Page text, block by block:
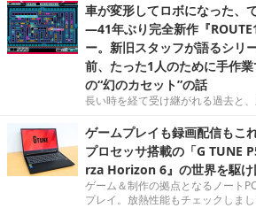
車が変形してロボになった、
―41年ぶり完全新作『
ー。新旧スタッフが語るシリ
前、たった1人のために手作
の“幻のカセット”の話
長い時を経て受け継がれる過去と
ゲームプレイも録画配信も
プロセッサ搭載の「G TUNE
rza Horizon 6』の世界を駆け
ゲーム＆制作の拠点となるノート
プレイ。放熱性能もチェックしまし